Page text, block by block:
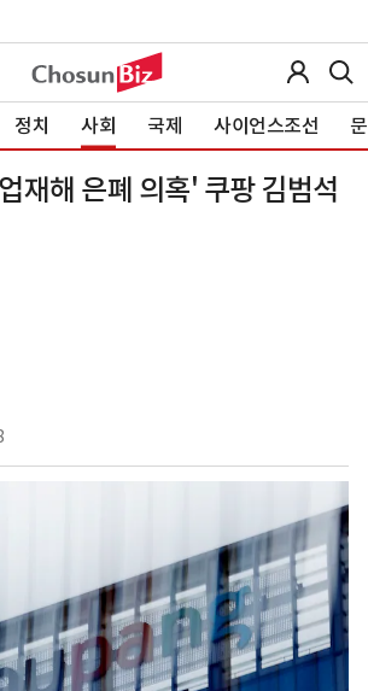
정치 사회 국제 사이언스조선
재해 은폐 의혹' 쿠팡 김범석